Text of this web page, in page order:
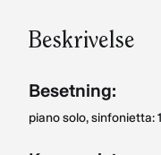
Beskrivelse
Besetning:
piano solo, sinfonietta: